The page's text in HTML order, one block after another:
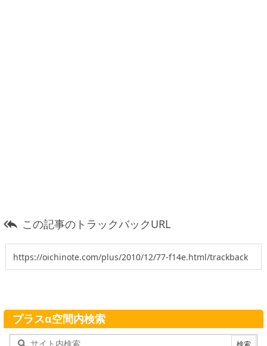
 この記事のトラックバックURL
プラスα空間内検索